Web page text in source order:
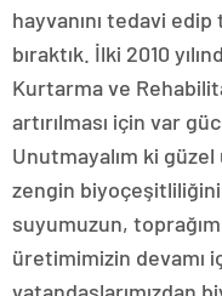
hayvanını tedavi
bıraktık. İlki 2010
Kurtarma ve
artırılması için var
Unutmayalım ki güzel
zengin
suyumuzun,
üretimimizin devamı